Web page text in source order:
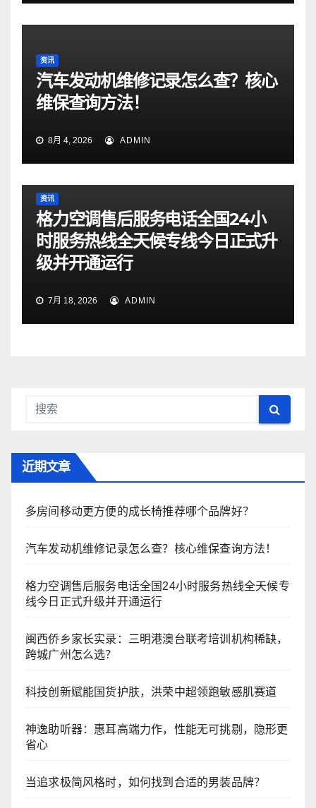
资讯
汽车发动机维修记录怎么查？核心
维保查询方法！
8月 4, 2026 ADMIN
资讯
格力空调售后服务电话全国24小
时服务热线全天候专线今日正式升
级并开通运行
7月 18, 2026 ADMIN
近期文章
多房间移动更方便的成长椅推荐哪个品牌好？
汽车发动机维修记录怎么查？核心维保查询方法！
格力空调售后服务电话全国24小时服务热线全天候专
线今日正式升级并开通运行
闽西侨乡家长实录：三明港澳台联考培训机构稀缺，
跨城广州怎么选？
科技创新赋能国货护肤，洪荣中超领跑敏感肌赛道
神逸助听器：惠耳高端力作，性能无可挑剔，隐形更
省心
当追求极简风格时，如何找到合适的男装品牌？